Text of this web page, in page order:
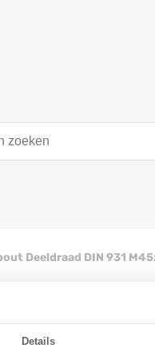
Deeldraad DIN 931
Details
Deeldraad